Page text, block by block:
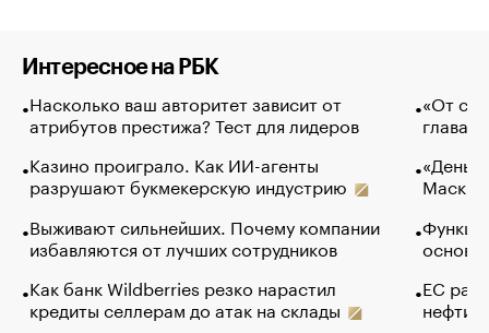
Интересное на РБК
Насколько ваш авторитет зависит от
атрибутов престижа? Тест для лидеров
Казино проиграло. Как ИИ-агенты
разрушают букмекерскую индустрию
Выживают сильнейших. Почему компании
избавляются от лучших сотрудников
Как банк Wildberries резко нарастил
кредиты селлерам до атак на склады
«От
глава
Маск в
основ
ЕС
нефти